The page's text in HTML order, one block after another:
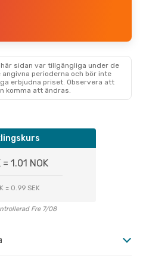
sidan var tillgängliga under de
perioderna och bör inte
erbjudna priset. Observera att
komma att ändras.
= 1.01 NOK
= 0.99 SEK
Fre 7/08